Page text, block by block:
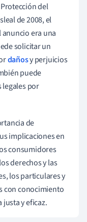
del
de 2008, el
era una
solicitar un
dañosy perjuicios
puede
legales por
de
implicaciones en
consumidores
derechos y las
los particulares y
con conocimiento
y eficaz.